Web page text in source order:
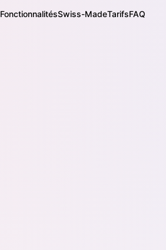
FonctionnalitésSwiss-MadeTarifsFAQ